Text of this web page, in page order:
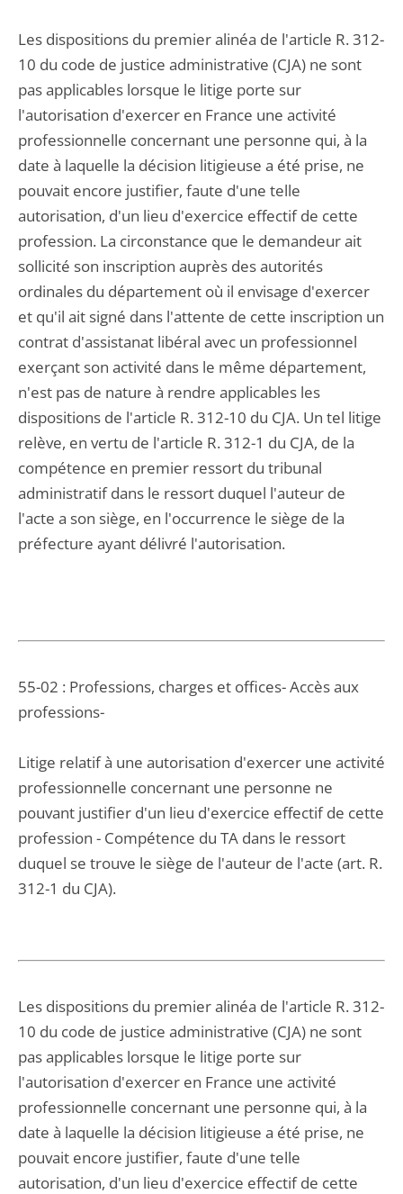
Les dispositions du premier alinéa de l'article R. 312-
10 du code de justice administrative (CJA) ne sont
pas applicables lorsque le litige porte sur
l'autorisation d'exercer en France une activité
professionnelle concernant une personne qui, à la
date à laquelle la décision litigieuse a été prise, ne
pouvait encore justifier, faute d'une telle
autorisation, d'un lieu d'exercice effectif de cette
profession. La circonstance que le demandeur ait
sollicité son inscription auprès des autorités
ordinales du département où il envisage d'exercer
et qu'il ait signé dans l'attente de cette inscription un
contrat d'assistanat libéral avec un professionnel
exerçant son activité dans le même département,
n'est pas de nature à rendre applicables les
dispositions de l'article R. 312-10 du CJA. Un tel litige
relève, en vertu de l'article R. 312-1 du CJA, de la
compétence en premier ressort du tribunal
administratif dans le ressort duquel l'auteur de
l'acte a son siège, en l'occurrence le siège de la
préfecture ayant délivré l'autorisation.
55-02 : Professions, charges et offices- Accès aux
professions-
Litige relatif à une autorisation d'exercer une activité
professionnelle concernant une personne ne
pouvant justifier d'un lieu d'exercice effectif de cette
profession - Compétence du TA dans le ressort
duquel se trouve le siège de l'auteur de l'acte (art. R.
312-1 du CJA).
Les dispositions du premier alinéa de l'article R. 312-
10 du code de justice administrative (CJA) ne sont
pas applicables lorsque le litige porte sur
l'autorisation d'exercer en France une activité
professionnelle concernant une personne qui, à la
date à laquelle la décision litigieuse a été prise, ne
pouvait encore justifier, faute d'une telle
autorisation, d'un lieu d'exercice effectif de cette